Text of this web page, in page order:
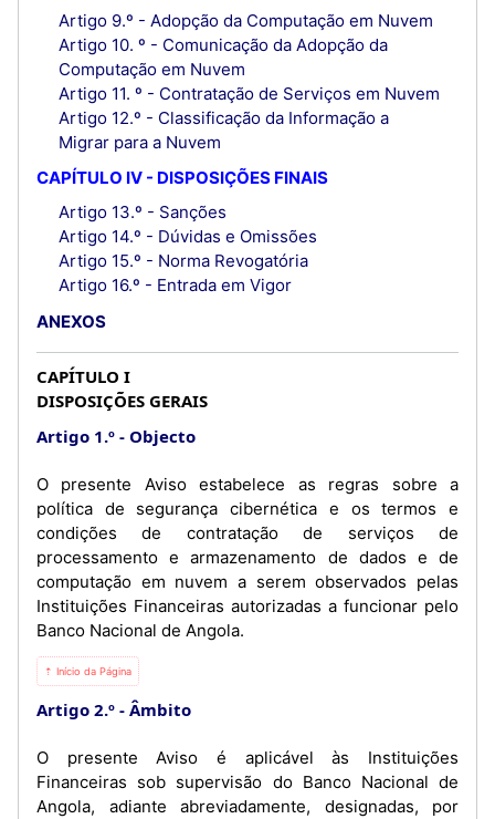
Artigo 9.º - Adopção da Computação em Nuvem
Artigo 10. º - Comunicação da Adopção da
Computação em Nuvem
Artigo 11. º - Contratação de Serviços em Nuvem
Artigo 12.º - Classificação da Informação a
Migrar para a Nuvem
CAPÍTULO IV - DISPOSIÇÕES FINAIS
Artigo 13.º - Sanções
Artigo 14.º - Dúvidas e Omissões
Artigo 15.º - Norma Revogatória
Artigo 16.º - Entrada em Vigor
ANEXOS
CAPÍTULO I
DISPOSIÇÕES GERAIS
Artigo 1.º
Objecto
O presente Aviso estabelece as regras sobre a
política de segurança cibernética e os termos e
condições de contratação de serviços de
processamento e armazenamento de dados e de
computação em nuvem a serem observados pelas
Instituições Financeiras autorizadas a funcionar pelo
Banco Nacional de Angola.
⇡ Início da Página
Artigo 2.º Âmbito
O presente Aviso é aplicável às Instituições
Financeiras sob supervisão do Banco Nacional de
Angola, adiante abreviadamente, designadas, por